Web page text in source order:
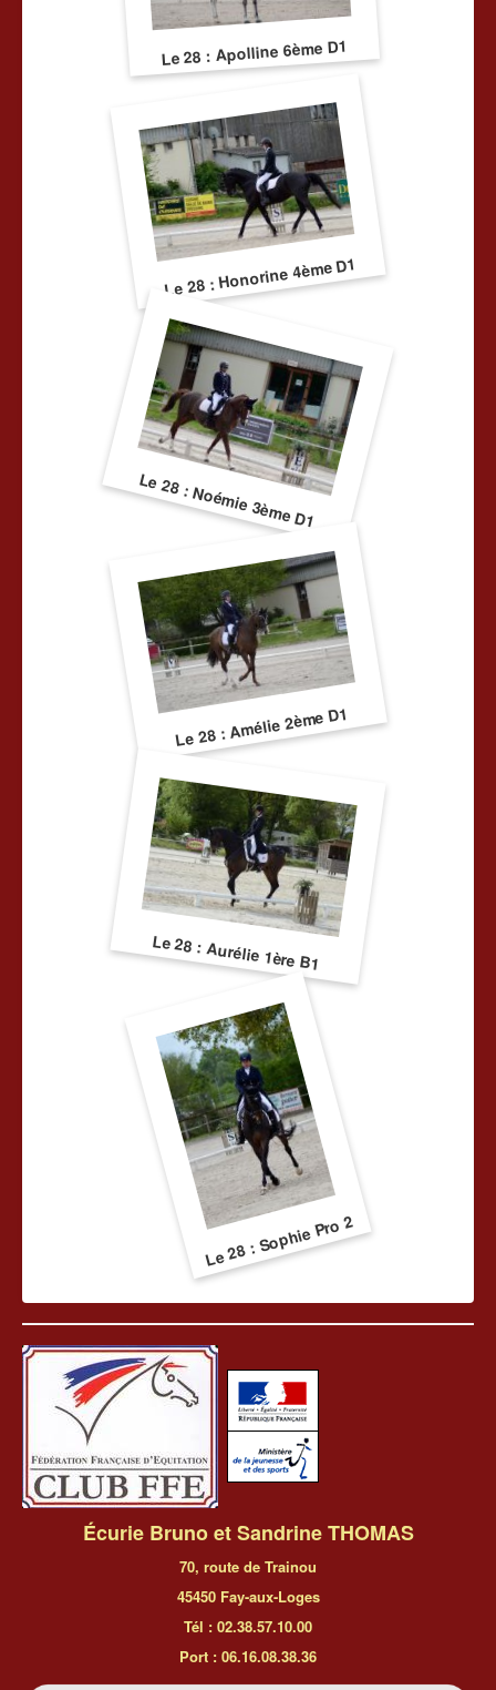
Le 28 : Apolline 6ème D1
Le 28 : Honorine 4ème D1
Le 28 : Noémie 3ème D1
Le 28 : Amélie 2ème D1
Le 28 : Aurélie 1ère B1
Le 28 : Sophie Pro 2
Écurie Bruno et Sandrine THOMAS
70, route de Trainou
45450 Fay-aux-Loges
Tél : 02.38.57.10.00
Port : 06.16.08.38.36